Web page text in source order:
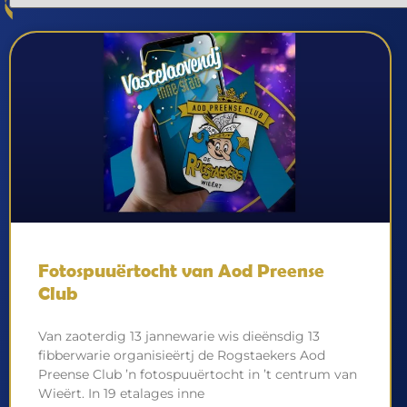
Fotospuuërtocht van Aod Preense
Club
Van zaoterdig 13 jannewarie wis dieënsdig 13
fibberwarie organisieërtj de Rogstaekers Aod
Preense Club ’n fotospuuërtocht in ’t centrum van
Wieërt. In 19 etalages inne